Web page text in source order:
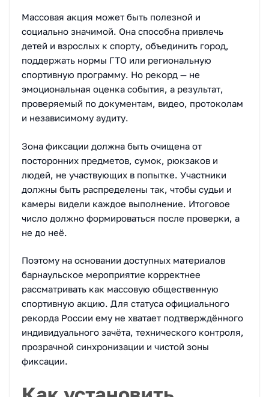
Массовая акция может быть полезной и
социально значимой. Она способна привлечь
детей и взрослых к спорту, объединить город,
поддержать нормы ГТО или региональную
спортивную программу. Но рекорд — не
эмоциональная оценка события, а результат,
проверяемый по документам, видео, протоколам
и независимому аудиту.
Зона фиксации должна быть очищена от
посторонних предметов, сумок, рюкзаков и
людей, не участвующих в попытке. Участники
должны быть распределены так, чтобы судьи и
камеры видели каждое выполнение. Итоговое
число должно формироваться после проверки, а
не до неё.
Поэтому на основании доступных материалов
барнаульское мероприятие корректнее
рассматривать как массовую общественную
спортивную акцию. Для статуса официального
рекорда России ему не хватает подтверждённого
индивидуального зачёта, технического контроля,
прозрачной синхронизации и чистой зоны
фиксации.